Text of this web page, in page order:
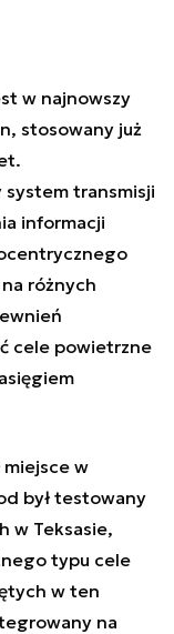
w najnowszy
stosowany już
system transmisji
informacji
różnych
cele powietrzne
w
był testowany
w Teksasie,
typu cele
w ten
na